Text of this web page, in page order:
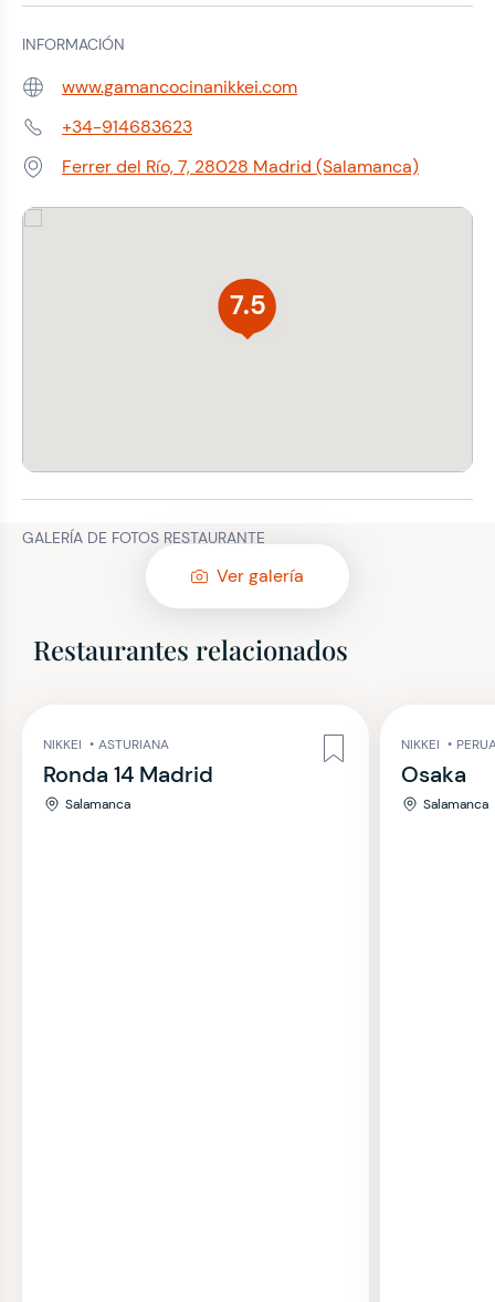
INFORMACIÓN
Web: www.gamancocinanikkei.com
Teléfono:+34-914683623
Dirección:Ferrer del Río, 7, 28028 Madrid (Salamanca)
7.5
GALERÍA DE FOTOS RESTAURANTE
Ver galería
Restaurantes relacionados
NIKKEI • ASTURIANA
Ronda 14 Madrid
Salamanca
NIKKEI •
Osaka
Salamanca